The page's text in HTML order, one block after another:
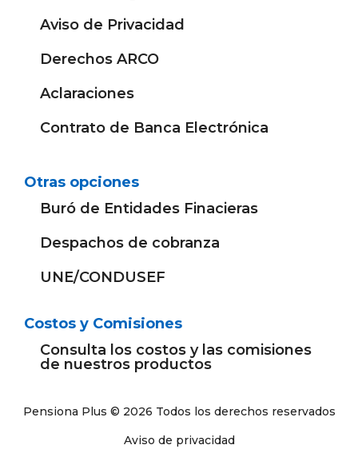
Aviso de Privacidad
Derechos ARCO
Aclaraciones
Contrato de Banca Electrónica
Otras opciones
Buró de Entidades Finacieras
Despachos de cobranza
UNE/CONDUSEF
Costos y Comisiones
Consulta los costos y las comisiones
de nuestros productos
Pensiona Plus © 2026 Todos los derechos reservados
Aviso de privacidad